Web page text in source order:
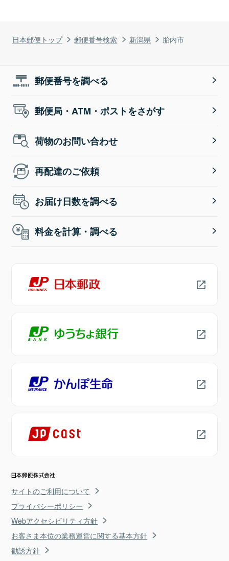
日本郵便トップ 郵便番号検索 新潟県 胎内市
郵便番号を調べる
郵便局・ATM・ポストをさがす
荷物のお問い合わせ
再配達のご依頼
お届け日数を調べる
料金を計算・調べる
サイトのご利用について
プライバシーポリシー
Webアクセシビリティ方針
お客さま本位の業務運営に関する基本方針
勧誘方針